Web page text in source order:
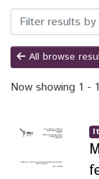
Browsing
All browse
Now showing 1 -